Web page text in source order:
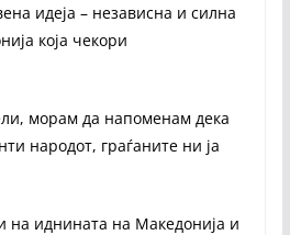
идеја – независна и силна
која чекори
морам да напоменам дека
народот, граѓаните ни ја
на иднината на Македонија и